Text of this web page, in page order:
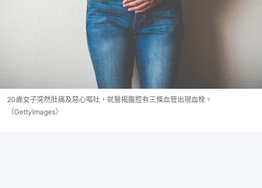
20歲女子突然肚痛及惡心嘔吐，就醫揭腹腔有三條血管出現血栓。
（GettyImages）